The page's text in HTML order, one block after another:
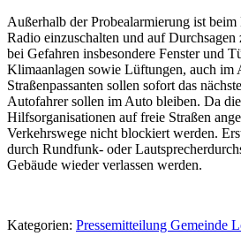
Außerhalb der Probealarmierung ist
Radio einzuschalten und auf Durchsagen
bei Gefahren insbesondere Fenster und
Klimaanlagen sowie Lüftungen, auch im
Straßenpassanten sollen sofort das
Autofahrer sollen im Auto bleiben. Da
Hilfsorganisationen auf freie Straßen
Verkehrswege nicht blockiert werden.
durch Rundfunk- oder
Gebäude wieder verlassen werden.
Kategorien: Pressemitteilung Gemeinde